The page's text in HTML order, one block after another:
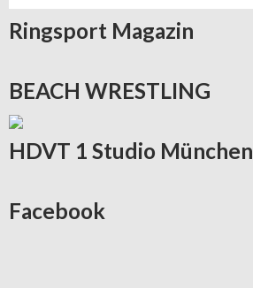
Ringsport Magazin
BEACH WRESTLING
HDVT 1 Studio München
Facebook